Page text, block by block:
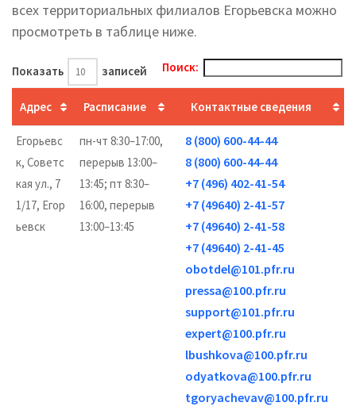
всех территориальных филиалов Егорьевска можно
просмотреть в таблице ниже.
Показать записей Поиск:
Адрес Расписание Контактные сведения
Егорьевс
к, Советс
кая ул., 7
1/17, Егор
ьевск
пн-чт 8:30–17:00,
перерыв 13:00–
13:45; пт 8:30–
16:00, перерыв
13:00–13:45
8 (800) 600-44-44
8 (800) 600-44-44
+7 (496) 402-41-54
+7 (49640) 2-41-57
+7 (49640) 2-41-58
+7 (49640) 2-41-45
obotdel@101.pfr.ru
pressa@100.pfr.ru
support@101.pfr.ru
expert@100.pfr.ru
lbushkova@100.pfr.ru
odyatkova@100.pfr.ru
tgoryachevav@100.pfr.ru